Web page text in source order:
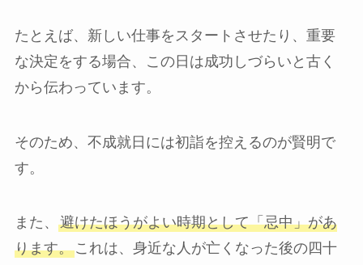
たとえば、新しい仕事をスタートさせたり、重要
な決定をする場合、この日は成功しづらいと古く
から伝わっています。
そのため、不成就日には初詣を控えるのが賢明で
す。
また、 避けたほうがよい時期として「忌中」があ
ります。これは、身近な人が亡くなった後の四十